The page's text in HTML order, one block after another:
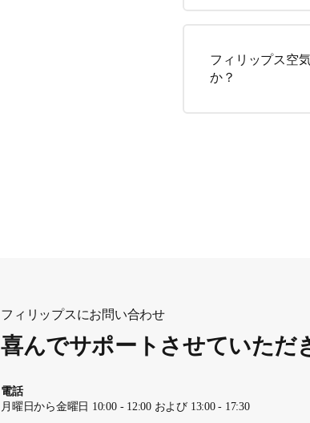
フィリップス空
か？
フィリップスにお問い合わせ
喜んでサポートさせていただ
電話
月曜日から金曜日 10:00 - 12:00 および 13:00 - 17:30